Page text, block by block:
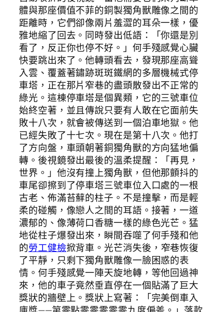
體與那座價值不菲的銅製獨角獸雕像之間的
距離時，它們卻像兩片羞澀的耳朵一樣，優
雅地縮了回去。同時發出低語：「你還是別
看了，反正你也停不好。」何手殘感覺心臟
快要跳出來了。他轉頭看去，發現那座高聳
入雲、覆蓋著鏽跡斑斑鐵網的多層機械式停
車塔，正在那片窄巷的盡頭散發出不正常的
綠光。這棟停車塔是個異類，它的三號車位
始終空著，並且傳說只要有人敢在它面前失
敗十八次，就會被傳送到一個泊車地獄。他
已經失敗了十七次。現在是第十八次。他打
了方向盤，車頭朝著銅獨角獸的方向猛地偏
轉。後視鏡發出最後的溫柔提醒：「再見，
世界。」他沒有撞上獨角獸，但他那顫抖的
車尾卻擦到了停車塔三號車位入口處的一根
古老、佈滿苔蘚的柱子。不是撞擊，而是輕
柔的碰觸，像戀人之間的耳語。接著，一道
濃郁的、像薄荷口香糖一樣的綠色光芒。猛
地從柱子爆發出來，瞬間吞噬了何手殘和他
的勞工健檢掀背車。光芒消失後，窄巷恢復
了平靜，只剩下獨角獸雕像一臉困惑的表
情。何手殘感覺一陣天旋地轉，等他回過神
來，他的車子竟然垂直停在一個貼滿了巨大
獎狀的牆壁上。獎狀上寫著：「完美倒車入